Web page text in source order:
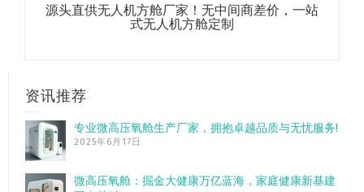
源头直供无人机方舱厂家！无中间商差价，一站
式无人机方舱定制
资讯推荐
专业微高压氧舱生产厂家，拥抱卓越品质与无忧服务!
2025年6月17日
微高压氧舱：掘金大健康万亿蓝海，家庭健康新基建